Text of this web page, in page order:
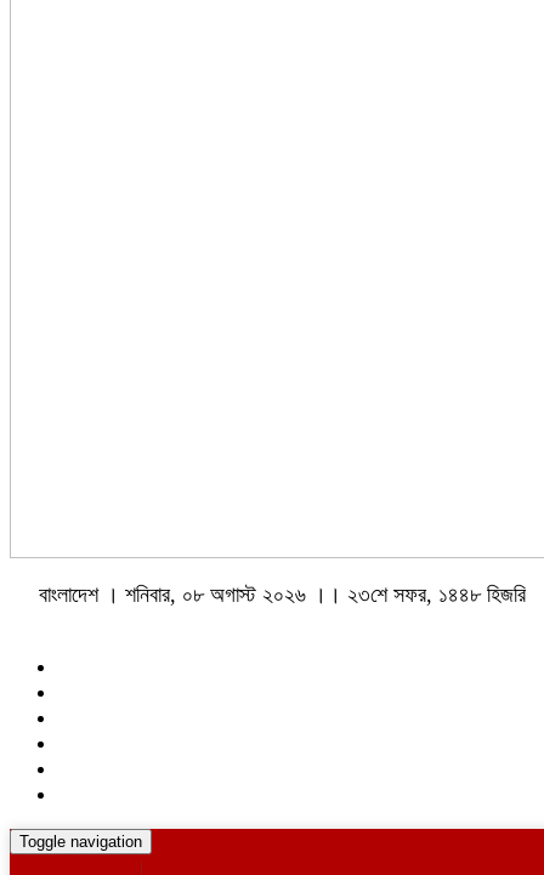
বাংলাদেশ । শনিবার, ০৮ অগাস্ট ২০২৬ ।। ২৩শে সফর, ১৪৪৮ হিজরি
Toggle navigation